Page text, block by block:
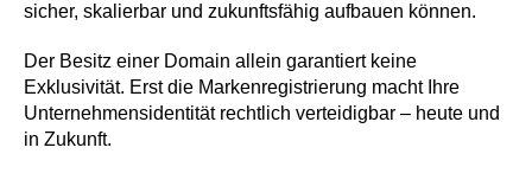
sicher, skalierbar und zukunftsfähig aufbauen können.
Der Besitz einer Domain allein garantiert keine
Exklusivität. Erst die Markenregistrierung macht Ihre
Unternehmensidentität rechtlich verteidigbar – heute und
in Zukunft.